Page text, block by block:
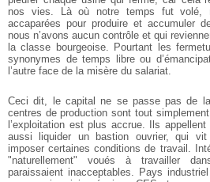
nos vies. Là où notre temps fut volé,
accaparées pour produire et accumuler
nous n’avons aucun contrôle et qui
la classe bourgeoise. Pourtant les
synonymes de temps libre ou
l’autre face de la misère du salariat.
Ceci dit, le capital ne se passe pas de
centres de production sont tout
l’exploitation est plus accrue. Ils
aussi liquider un bastion ouvrier, qui
imposer certaines conditions de travail.
"naturellement" voués à travailler
paraissaient inacceptables. Pays